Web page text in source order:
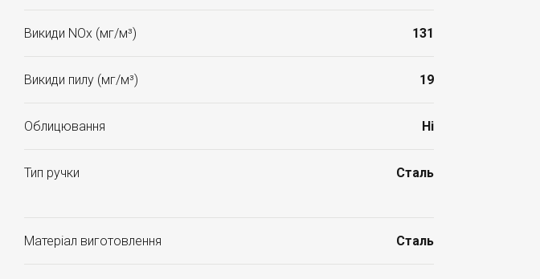
Викиди NOx (мг/м³) 131
Викиди пилу (мг/м³) 19
Облицювання Ні
Тип ручки Сталь
Матеріал виготовлення Сталь